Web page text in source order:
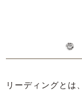
リーディングとは